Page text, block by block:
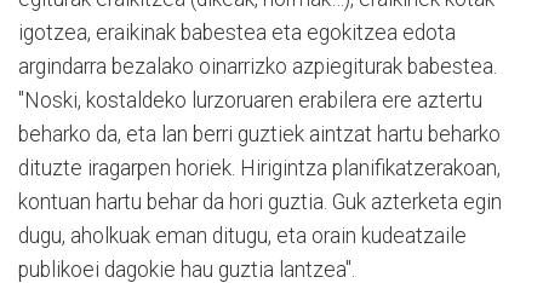
igotzea, eraikinak babestea eta egokitzea edota
argindarra bezalako oinarrizko azpiegiturak babestea.
"Noski, kostaldeko lurzoruaren erabilera ere aztertu
beharko da, eta lan berri guztiek aintzat hartu beharko
dituzte iragarpen horiek. Hirigintza planifikatzerakoan,
kontuan hartu behar da hori guztia. Guk azterketa egin
dugu, aholkuak eman ditugu, eta orain kudeatzaile
publikoei dagokie hau guztia lantzea".